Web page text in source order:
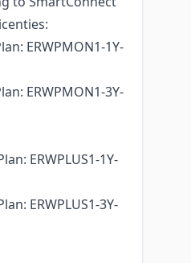
ERWPMON1-1Y-
ERWPMON1-3Y-
ERWPLUS1-1Y-
ERWPLUS1-3Y-